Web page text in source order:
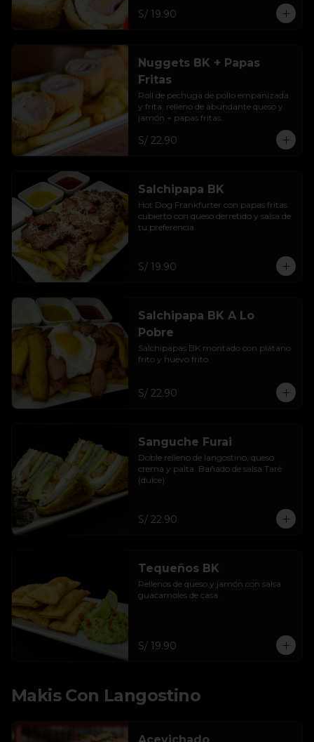
S/ 19.90
Nuggets BK + Papas
Fritas
Roll de pechuga de pollo empanizada
y frita, relleno de abundante queso y
jamón + papas fritas.
S/ 22.90
Salchipapa BK
Hot Dog Frankfurter con papas fritas
cubierto con queso derretido y salsa de
tu preferencia.
S/ 19.90
Salchipapa BK A Lo
Pobre
Salchipapas BK montado con plátano
frito y huevo frito.
S/ 22.90
Sanguche Furai
Doble relleno de langostino, queso
crema y palta. Bañado de salsa Taré
(dulce).
S/ 22.90
Tequeños BK
Rellenos de queso y jamón con salsa
guacamoles de casa.
S/ 19.90
Makis Con Langostino